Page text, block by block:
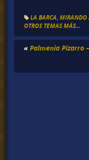
LA BARCA ,MIRANDO
OTROS TEMAS MÁS...
«Palmenia Pizarro